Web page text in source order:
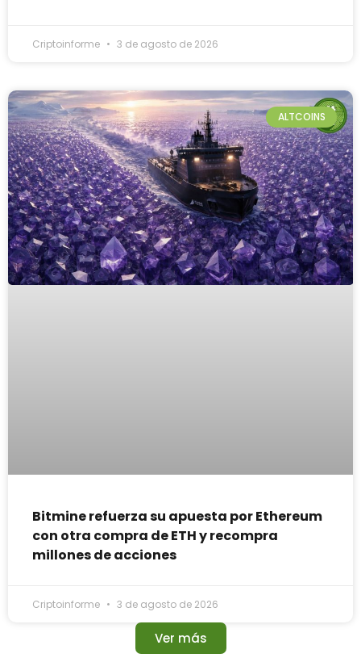
Criptoinforme 3 de agosto de 2026
ALTCOINS
Bitmine refuerza su apuesta por Ethereum
con otra compra de ETH y recompra
millones de acciones
Criptoinforme 3 de agosto de 2026
Ver más